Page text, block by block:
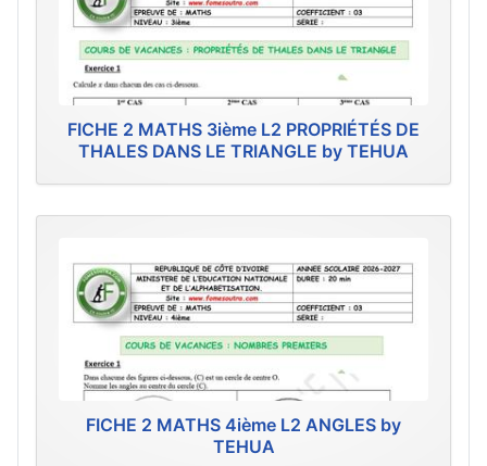
FICHE 2 MATHS 3ième L2 PROPRIÉTÉS DE
THALES DANS LE TRIANGLE by TEHUA
FICHE 2 MATHS 4ième L2 ANGLES by
TEHUA